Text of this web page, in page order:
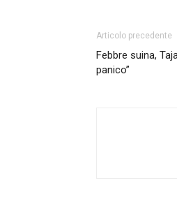
Articolo precedente
Febbre suina,
panico”